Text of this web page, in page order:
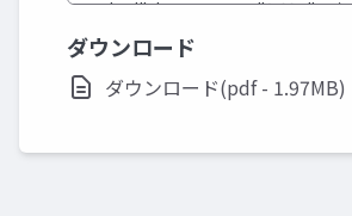
ダウンロード
ダウンロード(pdf - 1.97MB)